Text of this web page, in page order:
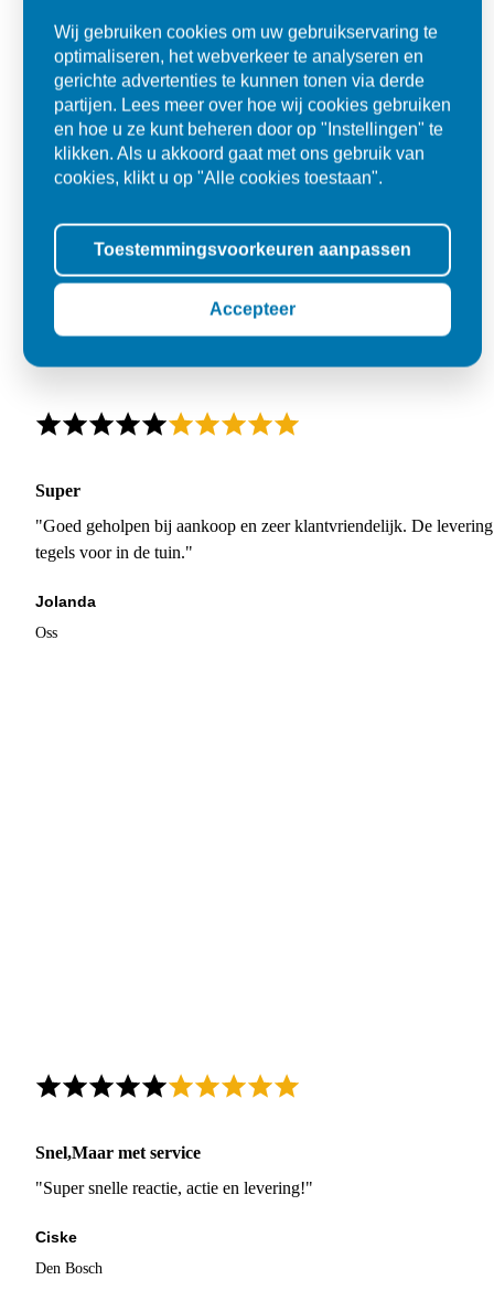
Super
"Goed geholpen bij aankoop en zeer klantvriendelijk. De
tegels voor in de tuin."
Jolanda
Oss
Snel,Maar met service
"Super snelle reactie, actie en levering!"
Ciske
Den Bosch
Wij gebruiken cookies om uw gebruikservaring te
optimaliseren, het webverkeer te analyseren en
gerichte advertenties te kunnen tonen via derde
partijen. Lees meer over hoe wij cookies gebruiken
en hoe u ze kunt beheren door op "Instellingen" te
klikken. Als u akkoord gaat met ons gebruik van
cookies, klikt u op "Alle cookies toestaan".
Toestemmingsvoorkeuren aanpassen
Accepteer